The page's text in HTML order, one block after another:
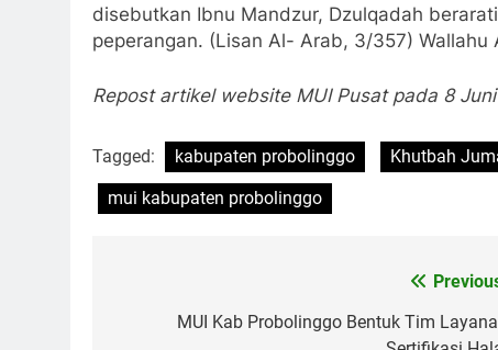
disebutkan Ibnu Mandzur, Dzulqadah
peperangan. (Lisan Al- Arab, 3/357) Wallahu
Repost artikel website MUI Pusat pada 8
Tagged: kabupaten probolinggo Khutbah
mui kabupaten probolinggo
MUI Kab Probolinggo Bentuk Tim